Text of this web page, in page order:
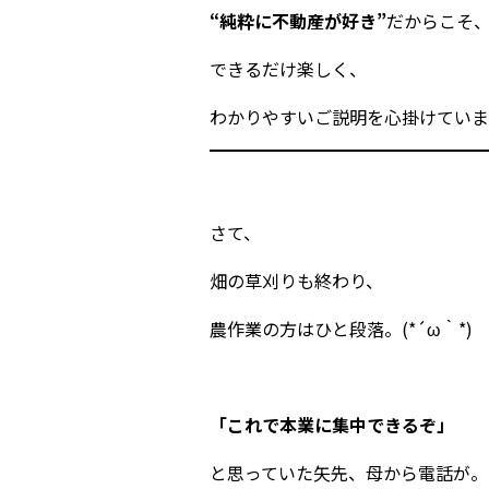
“純粋に不動産が好き”だからこそ
できるだけ楽しく、
わかりやすいご説明を心掛けてい
さて、
畑の草刈りも終わり、
農作業の方はひと段落。(*´ω｀*)
「これで本業に集中できるぞ」
と思っていた矢先、母から電話が。